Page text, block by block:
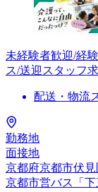
未経験者歓迎/経
ス/送迎スタッフ求
配送・物流
勤務地
面接地
京都府京都市伏
京都市営バス「